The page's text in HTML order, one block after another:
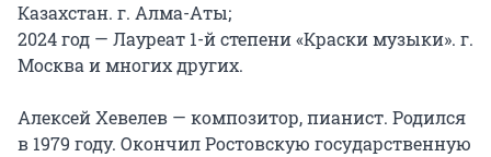
Казахстан. г. Алма-Аты;
2024 год — Лауреат 1-й степени «Краски музыки». г.
Москва и многих других.
Алексей Хевелев — композитор, пианист. Родился
в 1979 году. Окончил Ростовскую государственную